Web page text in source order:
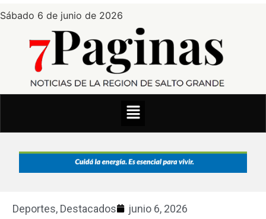
Sábado 6 de junio de 2026
Deportes, Destacados junio 6, 2026